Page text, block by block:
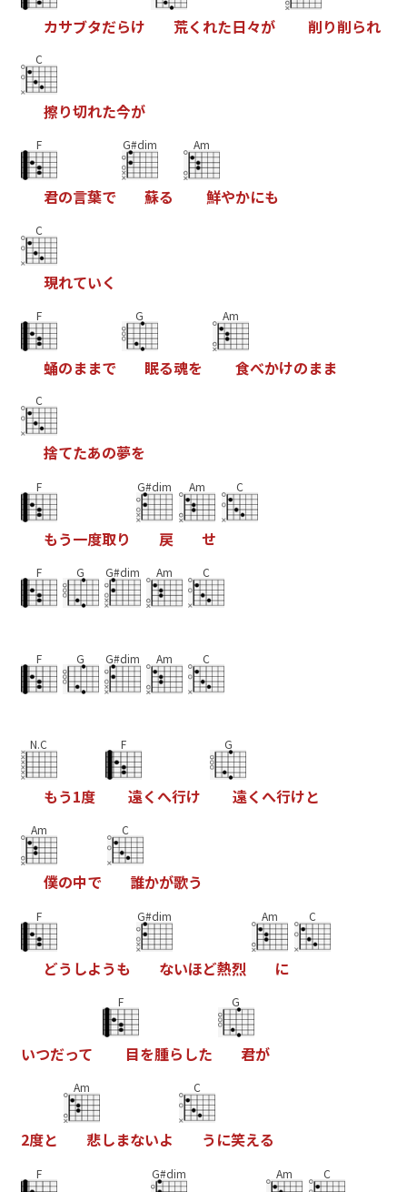
カサブタだらけ 荒く れた日々が 削り削られ
C
擦り切れた今が
F
君の言葉で
G#dim
蘇る
Am
鮮やかにも
C
現れていく
F
蛹のままで
G
眠る魂を
Am
食べかけのまま
C
捨てたあの夢を
F
もう一度取り
G#dim
戻
Am
せ
C
F G G#dim Am C
F G G#dim Am C
N.C
もう1度
F
遠くへ行け
G
遠くへ行けと
Am
僕の中で
C
誰かが歌う
F
どう しようも
G#dim
ないほど熱烈
Am
に
C
いつだって
F
目を腫ら した
G
君が
2度と
Am
悲しまないよ
C
う に笑える
F G#dim Am C